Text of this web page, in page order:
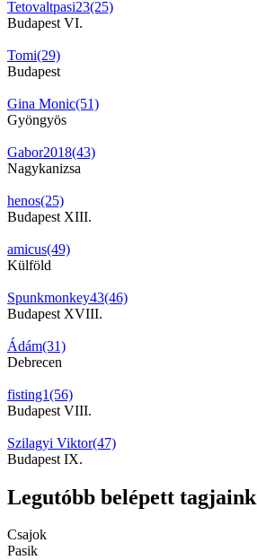
Tetovaltpasi23(25)
Budapest VI.
Tomi(29)
Budapest
Gina Monic(51)
Gyöngyös
Gabor2018(43)
Nagykanizsa
henos(25)
Budapest XIII.
amicus(49)
Külföld
Spunkmonkey43(46)
Budapest XVIII.
Ádám(31)
Debrecen
fisting1(56)
Budapest VIII.
Szilagyi Viktor(47)
Budapest IX.
Legutóbb belépett tagjaink
Csajok
Pasik